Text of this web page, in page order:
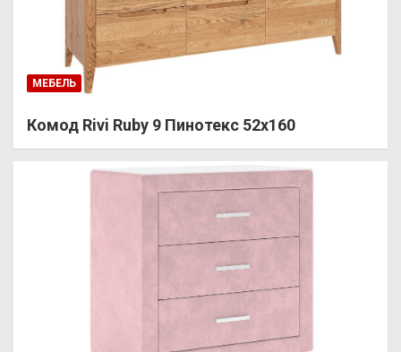
МЕБЕЛЬ
Комод Rivi Ruby 9 Пинотекс 52х160